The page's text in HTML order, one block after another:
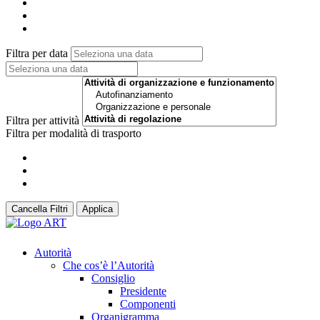
Filtra per data
Filtra per attività
Filtra per modalità di trasporto
Cancella Filtri Applica
Autorità
Che cos’è l’Autorità
Consiglio
Presidente
Componenti
Organigramma